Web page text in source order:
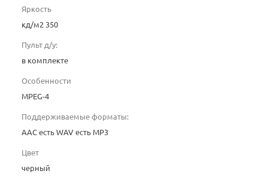
Яркость
кд/м2 350
Пульт д/у:
в комплекте
Особенности
MPEG-4
Поддерживаемые форматы:
AAC есть WAV есть MP3
Цвет
черный